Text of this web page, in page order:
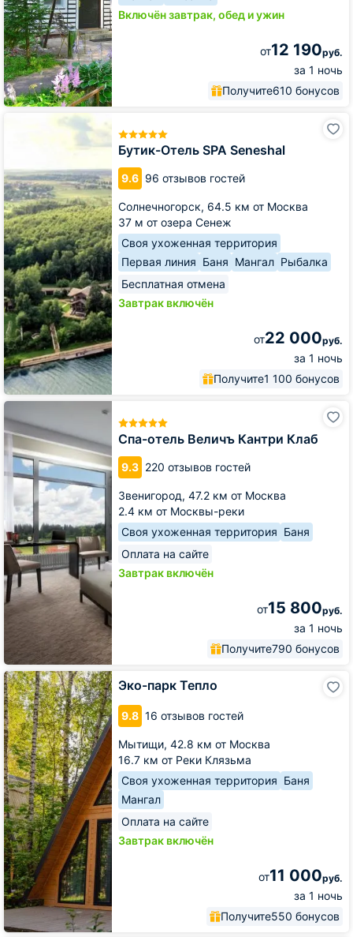
Включён завтрак, обед и ужин
от12 190руб.
за 1 ночь
Получите610 бонусов
Бутик-Отель SPA Seneshal
9.6 96 отзывов гостей
Солнечногорск, 64.5 км от Москва
37 м от озера Сенеж
Своя ухоженная территория
Первая линия Баня Мангал Рыбалка
Бесплатная отмена
Завтрак включён
от22 000руб.
за 1 ночь
Получите1 100 бонусов
Спа-отель Величъ Кантри Клаб
9.3 220 отзывов гостей
Звенигород, 47.2 км от Москва
2.4 км от Москвы-реки
Своя ухоженная территория Баня
Оплата на сайте
Завтрак включён
от15 800руб.
за 1 ночь
Получите790 бонусов
Спа-
отель
Величъ
Кантри
Клаб
Эко-парк Тепло
9.8 16 отзывов гостей
Мытищи, 42.8 км от Москва
16.7 км от Реки Клязьма
Своя ухоженная территория Баня
Мангал
Оплата на сайте
Завтрак включён
от11 000руб.
за 1 ночь
Получите550 бонусов
Эко-
парк
Тепло